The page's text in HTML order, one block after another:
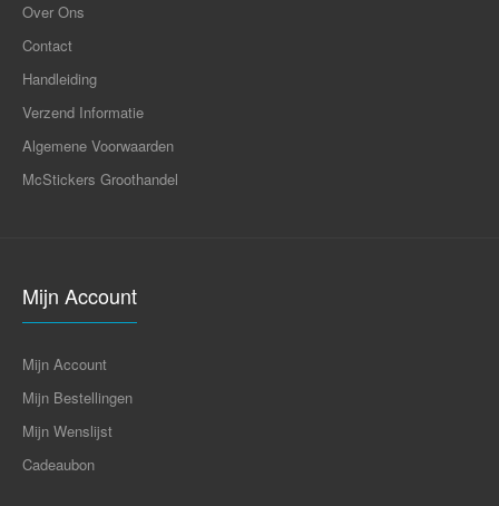
Over Ons
Contact
Handleiding
Verzend Informatie
Algemene Voorwaarden
McStickers Groothandel
Mijn Account
Mijn Account
Mijn Bestellingen
Mijn Wenslijst
Cadeaubon